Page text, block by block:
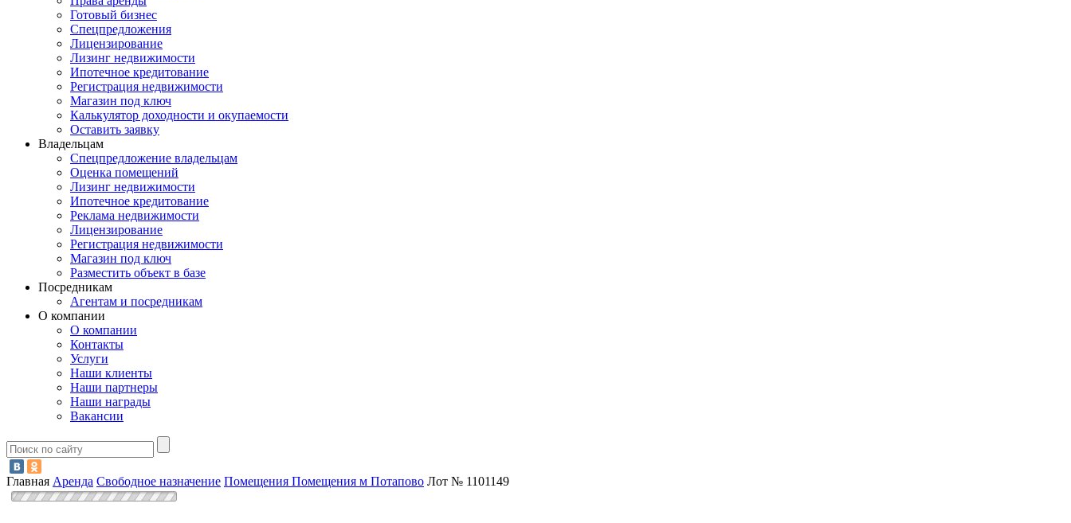
Готовый бизнес
Спецпредложения
Лицензирование
Лизинг недвижимости
Ипотечное кредитование
Регистрация недвижимости
Магазин под ключ
Калькулятор доходности и окупаемости
Оставить заявку
Владельцам
Спецпредложение владельцам
Оценка помещений
Лизинг недвижимости
Ипотечное кредитование
Реклама недвижимости
Лицензирование
Регистрация недвижимости
Магазин под ключ
Разместить объект в базе
Посредникам
Агентам и посредникам
О компании
О компании
Контакты
Услуги
Наши клиенты
Наши партнеры
Наши награды
Вакансии
Главная Аренда Свободное назначение Помещения Помещения м Потапово Лот № 1101149